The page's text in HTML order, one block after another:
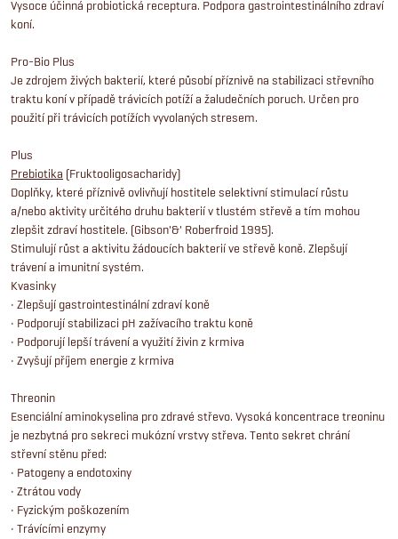
Vysoce účinná probiotická receptura. Podpora gastrointestinálního zdraví
koní.
Pro-Bio Plus
Je zdrojem živých bakterií, které působí příznivě na stabilizaci střevního
traktu koní v případě trávicích potíží a žaludečních poruch. Určen pro
použití při trávicích potížích vyvolaných stresem.
Plus
Prebiotika (Fruktooligosacharidy)
Doplňky, které příznivě ovlivňují hostitele selektivní stimulací růstu
a/nebo aktivity určitého druhu bakterií v tlustém střevě a tím mohou
zlepšit zdraví hostitele. (Gibson'&' Roberfroid 1995).
Stimulují růst a aktivitu žádoucích bakterií ve střevě koně. Zlepšují
trávení a imunitní systém.
Kvasinky
• Zlepšují gastrointestinální zdraví koně
• Podporují stabilizaci pH zažívacího traktu koně
• Podporují lepší trávení a využití živin z krmiva
• Zvyšují příjem energie z krmiva
Threonin
Esenciální aminokyselina pro zdravé střevo. Vysoká koncentrace treoninu
je nezbytná pro sekreci mukózní vrstvy střeva. Tento sekret chrání
střevní stěnu před:
• Patogeny a endotoxiny
• Ztrátou vody
• Fyzickým poškozením
• Trávícími enzymy